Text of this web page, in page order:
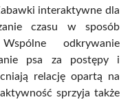
interaktywne dla
czasu w sposób
odkrywanie
psa za postępy i
relację opartą na
sprzyja także